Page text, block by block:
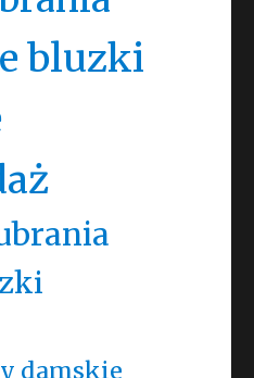
bluzki
damskie